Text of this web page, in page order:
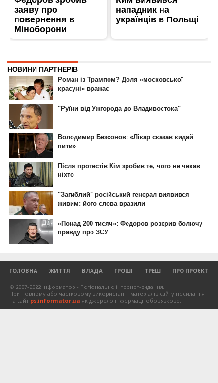
ГОЛОВНА ЖИТТЯ ВЛАДА ГРОШІ ТРЕШ ПРО ПРОЄКТ
© 2007-2022 Інформатор - Регіональне інтернет-видання.
При повному або частковому використанні матеріалів сайту посилання
на сайт ps.informator.ua як джерело інформації обов'язкове.